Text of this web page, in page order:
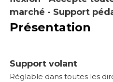
marché - Support
Présentation
Support volant
Réglable dans toutes les